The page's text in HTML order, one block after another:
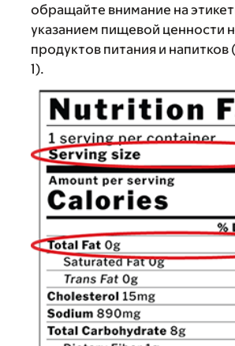
обращайте внимание на
указанием пищевой ценности
продуктов питания и напитков
1).